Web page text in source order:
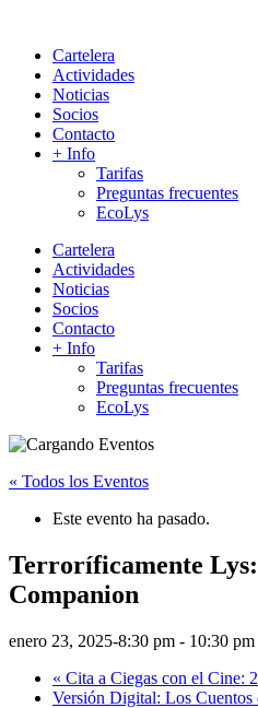
Cartelera
Actividades
Noticias
Socios
Contacto
+ Info
Tarifas
Preguntas frecuentes
EcoLys
Cartelera
Actividades
Noticias
Socios
Contacto
+ Info
Tarifas
Preguntas frecuentes
EcoLys
« Todos los Eventos
Este evento ha pasado.
Terroríficamente Lys:
Companion
enero 23, 2025-8:30 pm - 10:30 pm
« Cita a Ciegas con el Cine:
Versión Digital: Los Cuentos